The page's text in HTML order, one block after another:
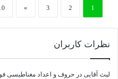
1
2
3
»
نظرات کاربران
لیث آقایی در حروف و اعداد مغناطیسی